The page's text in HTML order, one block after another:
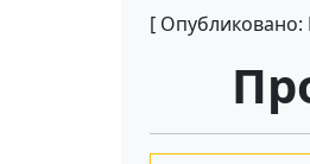
[ Опубликовано: